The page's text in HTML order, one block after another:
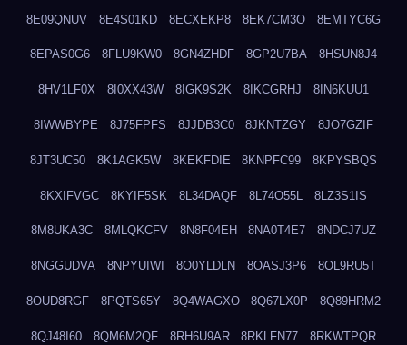
8E09QNUV 8E4S01KD 8ECXEKP8 8EK7CM3O 8EMTYC6G
8EPAS0G6 8FLU9KW0 8GN4ZHDF 8GP2U7BA 8HSUN8J4
8HV1LF0X 8I0XX43W 8IGK9S2K 8IKCGRHJ 8IN6KUU1
8IWWBYPE 8J75FPFS 8JJDB3C0 8JKNTZGY 8JO7GZIF
8JT3UC50 8K1AGK5W 8KEKFDIE 8KNPFC99 8KPYSBQS
8KXIFVGC 8KYIF5SK 8L34DAQF 8L74O55L 8LZ3S1IS
8M8UKA3C 8MLQKCFV 8N8F04EH 8NA0T4E7 8NDCJ7UZ
8NGGUDVA 8NPYUIWI 8O0YLDLN 8OASJ3P6 8OL9RU5T
8OUD8RGF 8PQTS65Y 8Q4WAGXO 8Q67LX0P 8Q89HRM2
8QJ48I60 8QM6M2QF 8RH6U9AR 8RKLFN77 8RKWTPQR